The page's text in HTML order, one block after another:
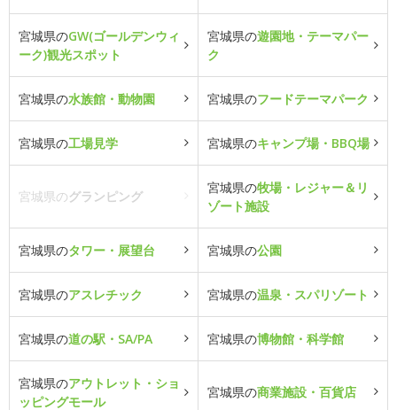
宮城県のGW(ゴールデンウィ
ーク)観光スポット
宮城県の遊園地・テーマパー
ク
宮城県の水族館・動物園 宮城県のフードテーマパーク
宮城県の工場見学 宮城県のキャンプ場・BBQ場
宮城県のグランピング
宮城県の牧場・レジャー＆リ
ゾート施設
宮城県のタワー・展望台 宮城県の公園
宮城県のアスレチック 宮城県の温泉・スパリゾート
宮城県の道の駅・SA/PA 宮城県の博物館・科学館
宮城県のアウトレット・ショ
ッピングモール
宮城県の商業施設・百貨店